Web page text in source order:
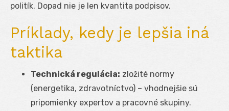
politík. Dopad nie je len kvantita podpisov.
Príklady, kedy je lepšia iná
taktika
Technická regulácia: zložité normy
(energetika, zdravotníctvo) – vhodnejšie sú
pripomienky expertov a pracovné skupiny.